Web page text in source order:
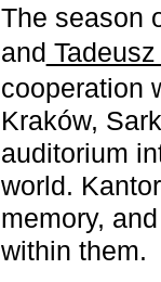
The season
and
cooperation
Kraków,
auditorium
world.
memory,
within them.